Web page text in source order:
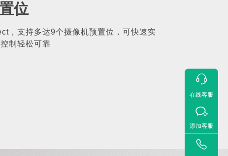
位
，支持多达9个摄像机预置位，可快速实
制轻松可靠

在线客服

添加客服
